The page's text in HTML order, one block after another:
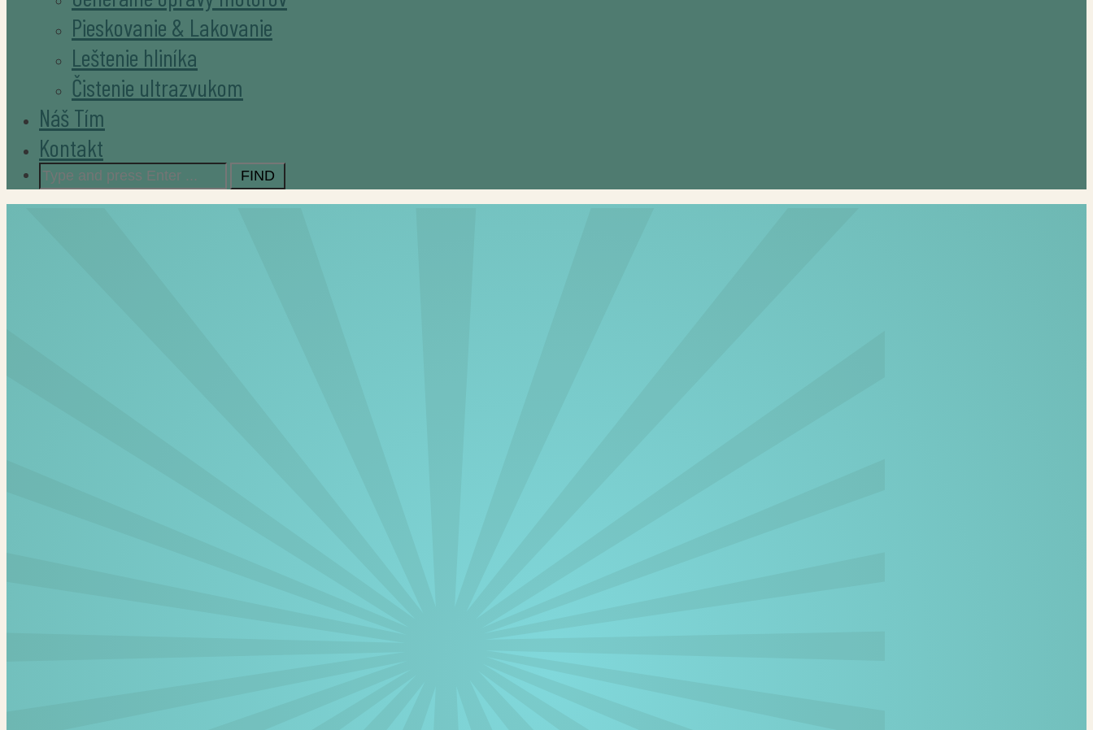
Pieskovanie & Lakovanie
Leštenie hliníka
Čistenie ultrazvukom
Náš Tím
Kontakt
Search
for: